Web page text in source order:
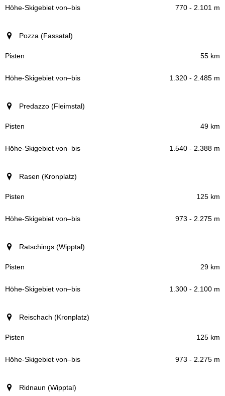
770 - 2.101 m
Pozza (Fassatal)
55 km
1.320 - 2.485 m
Predazzo (Fleimstal)
49 km
1.540 - 2.388 m
Rasen (Kronplatz)
125 km
973 - 2.275 m
Ratschings (Wipptal)
29 km
1.300 - 2.100 m
Reischach (Kronplatz)
125 km
973 - 2.275 m
Ridnaun (Wipptal)